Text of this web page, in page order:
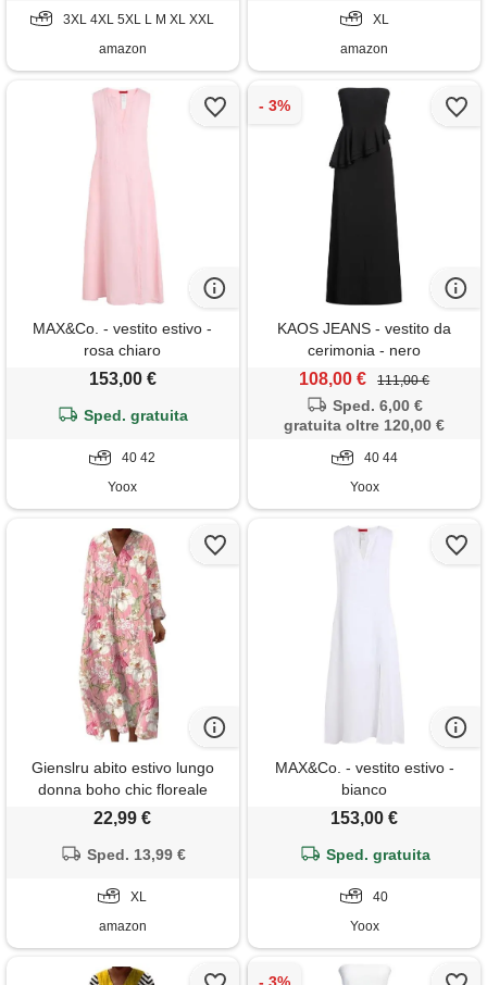
estate taglie forti curvy 2026
moda cerimonia
3XL 4XL 5XL L M XL XXL
amazon
spiaggia vacanza moda 2026
(a04, xl)
XL
amazon
MAX&Co. - vestito estivo -
rosa chiaro
153,00 €
Sped. gratuita
40 42
Yoox
KAOS JEANS - vestito da
cerimonia - nero
108,00 € 111,00 €
Sped. 6,00 €
gratuita oltre 120,00 €
40 44
Yoox
Gienslru abito estivo lungo
donna boho chic floreale
vintage, scollo a v maniche
tasche, vestito elegante
estate taglie forti curvy 2026
moda cerimonia
22,99 €
Sped. 13,99 €
XL
amazon
MAX&Co. - vestito estivo -
bianco
153,00 €
Sped. gratuita
40
Yoox